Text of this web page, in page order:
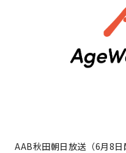
AAB秋田朝日放送（6月8